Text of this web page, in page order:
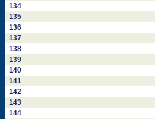
134
135
136
137
138
139
140
141
142
143
144